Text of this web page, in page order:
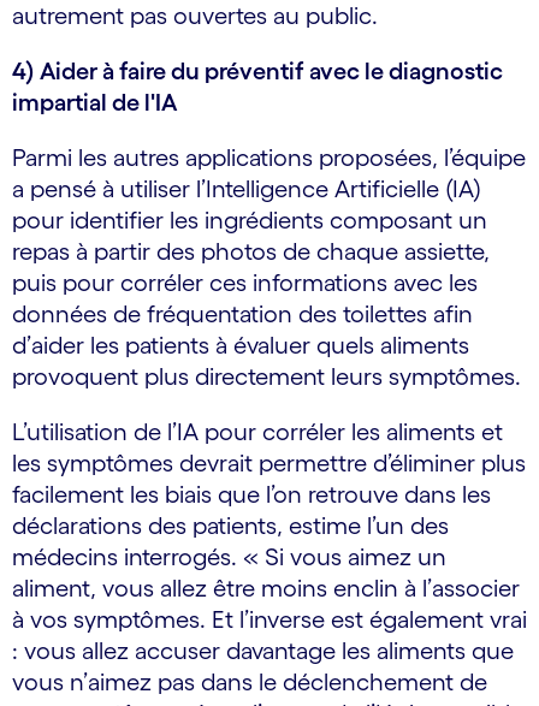
autrement pas ouvertes au public.
4) Aider à faire du préventif avec le diagnostic
impartial de l'IA
Parmi les autres applications proposées, l’équipe
a pensé à utiliser l’Intelligence Artificielle (IA)
pour identifier les ingrédients composant un
repas à partir des photos de chaque assiette,
puis pour corréler ces informations avec les
données de fréquentation des toilettes afin
d’aider les patients à évaluer quels aliments
provoquent plus directement leurs symptômes.
L’utilisation de l’IA pour corréler les aliments et
les symptômes devrait permettre d’éliminer plus
facilement les biais que l’on retrouve dans les
déclarations des patients, estime l’un des
médecins interrogés. « Si vous aimez un
aliment, vous allez être moins enclin à l’associer
à vos symptômes. Et l’inverse est également vrai
: vous allez accuser davantage les aliments que
vous n’aimez pas dans le déclenchement de